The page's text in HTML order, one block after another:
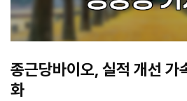
종근당바이오, 실적 개선 가
화